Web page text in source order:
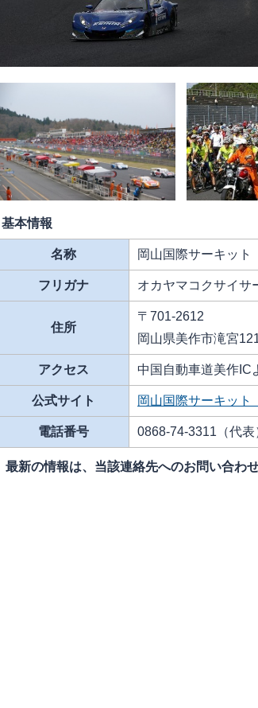
基本情報
名称 岡山国際サーキット
フリガナ オカヤマコクサイサ
住所
〒701-2612
岡山県美作市滝宮
アクセス 中国自動車道美作IC
公式サイト 岡山国際サーキット
電話番号 0868-74-3311（代表
最新の情報は、当該連絡先へのお問い合わ